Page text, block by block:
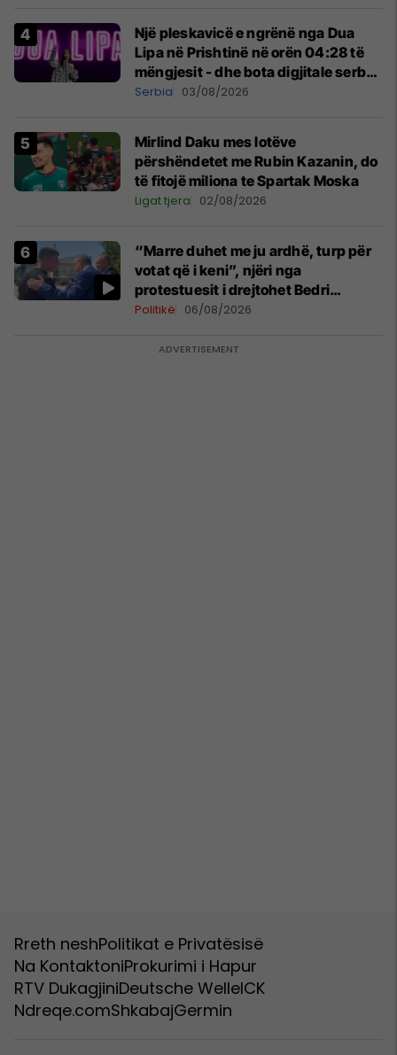
Një pleskavicë e ngrënë nga Dua
Lipa në Prishtinë në orën 04:28 të
mëngjesit - dhe bota digjitale serbe
shpall gjendjen e luftës
Serbia 03/08/2026
Mirlind Daku mes lotëve
përshëndetet me Rubin Kazanin, do
të fitojë miliona te Spartak Moska
Ligat tjera 02/08/2026
“Marre duhet me ju ardhë, turp për
votat që i keni”, njëri nga
protestuesit i drejtohet Bedri
Hamzës
Politikë 06/08/2026
Rreth neshPolitikat e Privatësisë
Na KontaktoniProkurimi i Hapur
RTV DukagjiniDeutsche WelleICK
Ndreqe.comShkabajGermin